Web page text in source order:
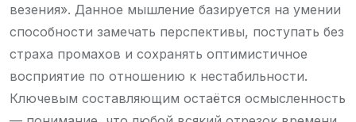
везения». Данное мышление базируется на умении
способности замечать перспективы, поступать без
страха промахов и сохранять оптимистичное
восприятие по отношению к нестабильности.
Ключевым составляющим остаётся осмысленность